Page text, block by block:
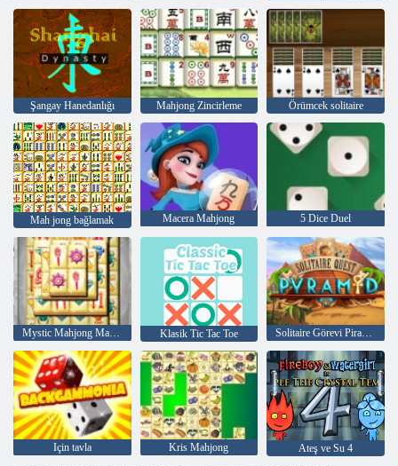
Şangay Hanedanlığı Mahjong Zincirleme Örümcek solitaire
Mah jong bağlamak Macera Mahjong 5 Dice Duel
Mystic Mahjong Maceraları Klasik Tic Tac Toe Solitaire Görevi Piramidi
Için tavla Kris Mahjong
Ateş ve Su 4